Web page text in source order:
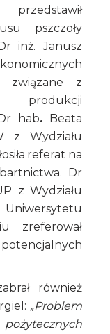
pszczoły
inż. Janusz
związane z
produkcji
hab. Beata
z Wydziału
referat na
Dr
z Wydziału
zreferował
również
„Problem